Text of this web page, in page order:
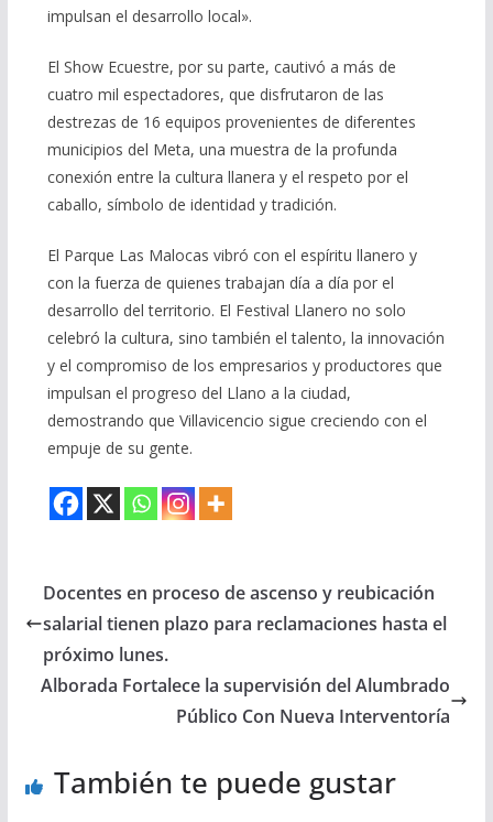
impulsan el desarrollo local».
El Show Ecuestre, por su parte, cautivó a más de
cuatro mil espectadores, que disfrutaron de las
destrezas de 16 equipos provenientes de diferentes
municipios del Meta, una muestra de la profunda
conexión entre la cultura llanera y el respeto por el
caballo, símbolo de identidad y tradición.
El Parque Las Malocas vibró con el espíritu llanero y
con la fuerza de quienes trabajan día a día por el
desarrollo del territorio. El Festival Llanero no solo
celebró la cultura, sino también el talento, la innovación
y el compromiso de los empresarios y productores que
impulsan el progreso del Llano a la ciudad,
demostrando que Villavicencio sigue creciendo con el
empuje de su gente.
Docentes en proceso de ascenso y reubicación
salarial tienen plazo para reclamaciones hasta el
próximo lunes.
Alborada Fortalece la supervisión del Alumbrado
Público Con Nueva Interventoría
También te puede gustar